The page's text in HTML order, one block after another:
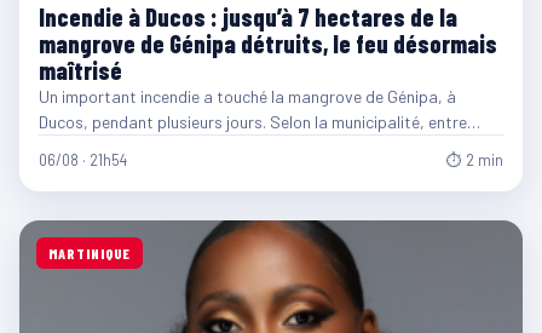
Incendie à Ducos : jusqu’à 7 hectares de la
mangrove de Génipa détruits, le feu désormais
maîtrisé
Un important incendie a touché la mangrove de Génipa, à
Ducos, pendant plusieurs jours. Selon la municipalité, entre…
06/08 · 21h54 ⏱ 2 min
MARTINIQUE